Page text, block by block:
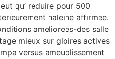
qu’ reduire pour 500
haleine affirmee.
ameliorees-des salle
mieux sur gloires actives
versus ameublissement